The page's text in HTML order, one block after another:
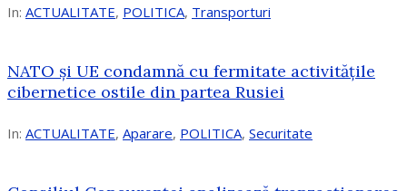
In: ACTUALITATE, POLITICA, Transporturi
NATO și UE condamnă cu fermitate activitățile
cibernetice ostile din partea Rusiei
In: ACTUALITATE, Aparare, POLITICA, Securitate